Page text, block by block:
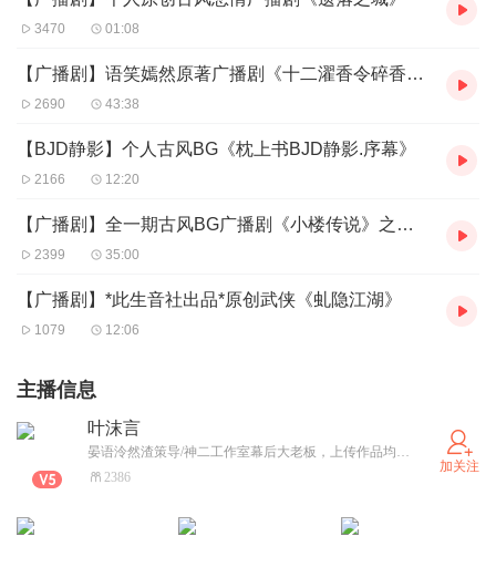
ED：眉间心上
策划：洛无双【丧心病狂】
填词：二夕纸【浮声未歇】
美工：青凌【NOTEMPTY】
3470 01:08
【广播剧】语笑嫣然原著广播剧《十二濯香令碎香谍》
2690 43:38
【BJD静影】个人古风BG《枕上书BJD静影.序幕》
2166 12:20
【广播剧】全一期古风BG广播剧《小楼传说》之方轻尘同人《红尘碎》
2399 35:00
【广播剧】*此生音社出品*原创武侠《虬隐江湖》
1079 12:06
主播信息
叶沫言
晏语泠然渣策导/神二工作室幕后大老板，上传作品均是自己参与的渣作。
2386
加关注